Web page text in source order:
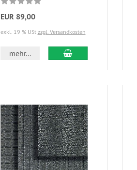
EUR 89,00
exkl. 19 % USt zzgl. Versandkosten
mehr...